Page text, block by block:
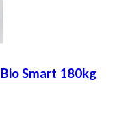
Smart 180kg